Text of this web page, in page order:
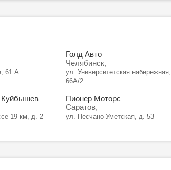
61 А
Голд Авто
Челябинск,
ул. Университетская набережная,
66А/2
Куйбышев
19 км, д. 2
Пионер Моторс
Саратов,
ул. Песчано-Уметская, д. 53